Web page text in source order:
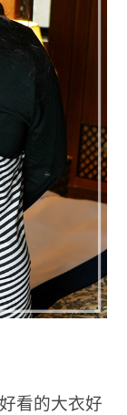
看的大衣好